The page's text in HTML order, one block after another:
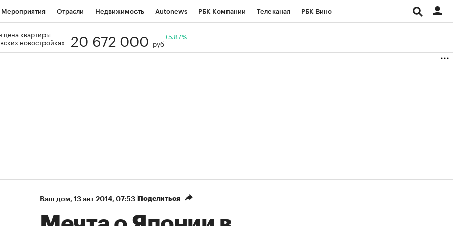
Мероприятия Отрасли Недвижимость Autonews РБК Компании Телеканал РБК Вино
Визионеры
цена квартиры
новостройках
20 672 000 руб
+5.87%
Ваш дом⁠, 13 авг 2014, 07:53 Поделиться